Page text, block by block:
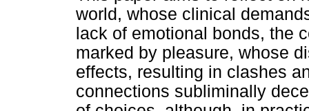
world, whose clinical
lack of emotional bonds, the
marked by pleasure, whose
effects, resulting in clashes
connections subliminally